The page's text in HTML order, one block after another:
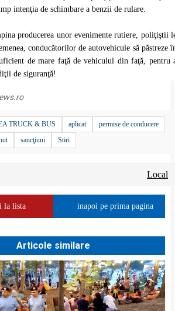
intenţia de schimbare a benzii de rulare.
producerea unor evenimente rutiere, poliţiştii
conducătorilor de autovehicule să păstreze
de mare faţă de vehiculul din faţă, pentru
de siguranţă!
TRUCK & BUS aplicat
permise de conducere
sancţiuni Stiri
Local
la lista inapoi pe prima pagina
Articole similare